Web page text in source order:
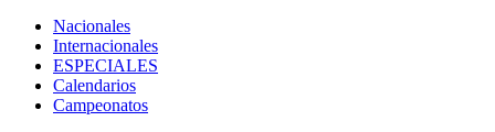
Nacionales
Internacionales
ESPECIALES
Calendarios
Campeonatos